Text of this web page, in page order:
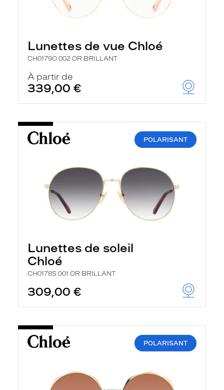
Lunettes de vue Chloé
CH0179O 002 OR BRILLANT
À partir de
339,00 €
POLARISANT
Lunettes de soleil
Chloé
CH0178S 001 OR BRILLANT
309,00 €
POLARISANT